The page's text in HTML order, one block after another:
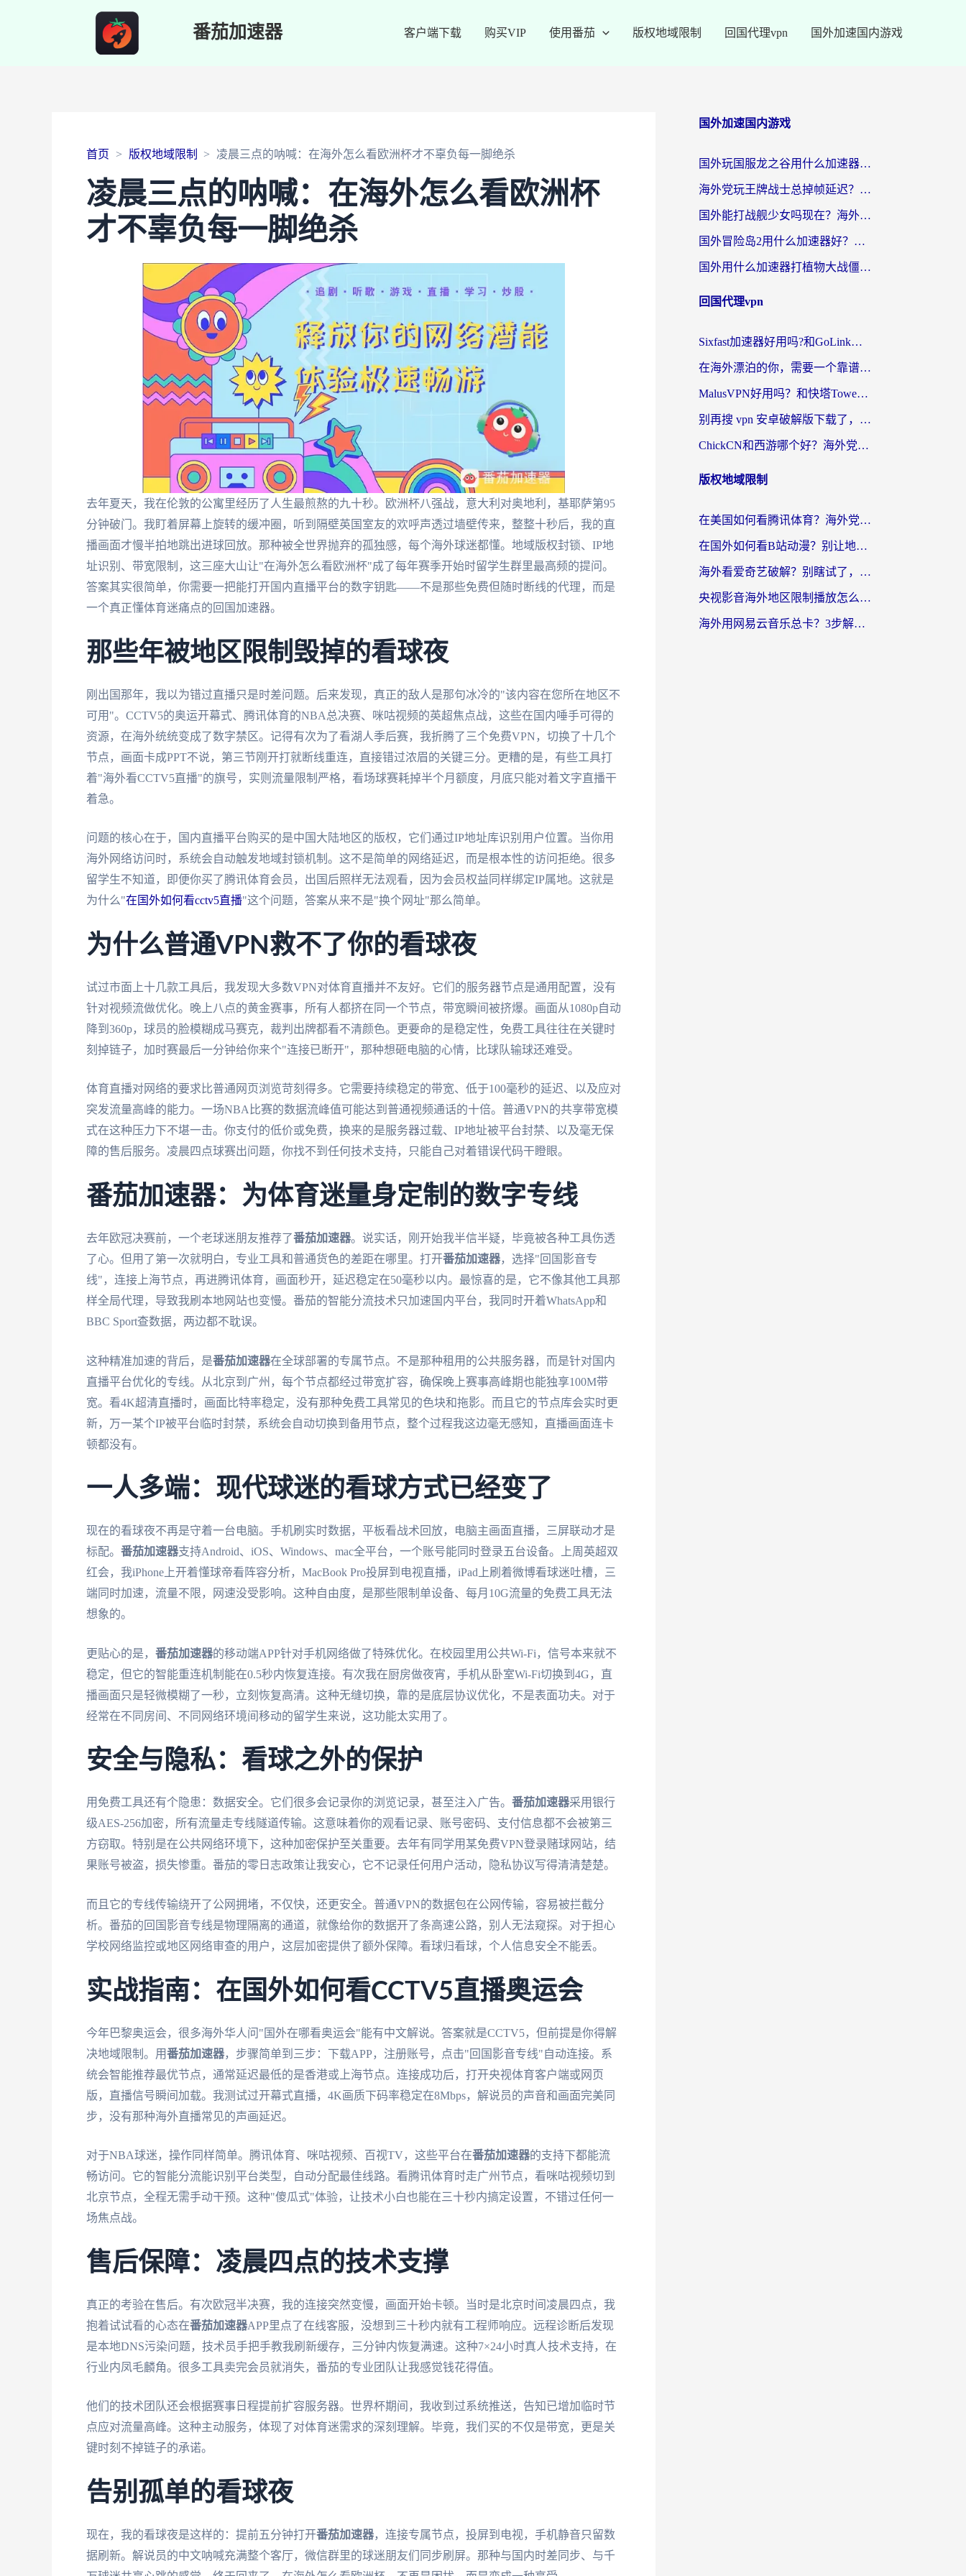
番茄加速器 客户端下载 购买VIP 使用番茄 版权地域限制 回国代理vpn 国外加速国内游戏
首页 版权地域限制 凌晨三点的呐喊：在海外怎么看欧洲杯才不辜负每一脚绝杀
凌晨三点的呐喊：在海外怎么看欧洲杯
才不辜负每一脚绝杀
去年夏天，我在伦敦的公寓里经历了人生最煎熬的九十秒。欧洲杯八强战，意大利对奥地利，基耶萨第95
分钟破门。我盯着屏幕上旋转的缓冲圈，听到隔壁英国室友的欢呼声透过墙壁传来，整整十秒后，我的直
播画面才慢半拍地跳出进球回放。那种被全世界抛弃的孤独感，每个海外球迷都懂。地域版权封锁、IP地
址识别、带宽限制，这三座大山让"在海外怎么看欧洲杯"成了每年赛季开始时留学生群里最高频的提问。
答案其实很简单，你需要一把能打开国内直播平台的数字钥匙——不是那些免费但随时断线的代理，而是
一个真正懂体育迷痛点的回国加速器。
那些年被地区限制毁掉的看球夜
刚出国那年，我以为错过直播只是时差问题。后来发现，真正的敌人是那句冰冷的"该内容在您所在地区不
可用"。CCTV5的奥运开幕式、腾讯体育的NBA总决赛、咪咕视频的英超焦点战，这些在国内唾手可得的
资源，在海外统统变成了数字禁区。记得有次为了看湖人季后赛，我折腾了三个免费VPN，切换了十几个
节点，画面卡成PPT不说，第三节刚开打就断线重连，直接错过浓眉的关键三分。更糟的是，有些工具打
着"海外看CCTV5直播"的旗号，实则流量限制严格，看场球赛耗掉半个月额度，月底只能对着文字直播干
着急。
问题的核心在于，国内直播平台购买的是中国大陆地区的版权，它们通过IP地址库识别用户位置。当你用
海外网络访问时，系统会自动触发地域封锁机制。这不是简单的网络延迟，而是根本性的访问拒绝。很多
留学生不知道，即便你买了腾讯体育会员，出国后照样无法观看，因为会员权益同样绑定IP属地。这就是
为什么"在国外如何看cctv5直播"这个问题，答案从来不是"换个网址"那么简单。
为什么普通VPN救不了你的看球夜
试过市面上十几款工具后，我发现大多数VPN对体育直播并不友好。它们的服务器节点是通用配置，没有
针对视频流做优化。晚上八点的黄金赛事，所有人都挤在同一个节点，带宽瞬间被挤爆。画面从1080p自动
降到360p，球员的脸模糊成马赛克，裁判出牌都看不清颜色。更要命的是稳定性，免费工具往往在关键时
刻掉链子，加时赛最后一分钟给你来个"连接已断开"，那种想砸电脑的心情，比球队输球还难受。
体育直播对网络的要求比普通网页浏览苛刻得多。它需要持续稳定的带宽、低于100毫秒的延迟、以及应对
突发流量高峰的能力。一场NBA比赛的数据流峰值可能达到普通视频通话的十倍。普通VPN的共享带宽模
式在这种压力下不堪一击。你支付的低价或免费，换来的是服务器过载、IP地址被平台封禁、以及毫无保
障的售后服务。凌晨四点球赛出问题，你找不到任何技术支持，只能自己对着错误代码干瞪眼。
番茄加速器：为体育迷量身定制的数字专线
去年欧冠决赛前，一个老球迷朋友推荐了番茄加速器。说实话，刚开始我半信半疑，毕竟被各种工具伤透
了心。但用了第一次就明白，专业工具和普通货色的差距在哪里。打开番茄加速器，选择"回国影音专
线"，连接上海节点，再进腾讯体育，画面秒开，延迟稳定在50毫秒以内。最惊喜的是，它不像其他工具那
样全局代理，导致我刷本地网站也变慢。番茄的智能分流技术只加速国内平台，我同时开着WhatsApp和
BBC Sport查数据，两边都不耽误。
这种精准加速的背后，是番茄加速器在全球部署的专属节点。不是那种租用的公共服务器，而是针对国内
直播平台优化的专线。从北京到广州，每个节点都经过带宽扩容，确保晚上赛事高峰期也能独享100M带
宽。看4K超清直播时，画面比特率稳定，没有那种免费工具常见的色块和拖影。而且它的节点库会实时更
新，万一某个IP被平台临时封禁，系统会自动切换到备用节点，整个过程我这边毫无感知，直播画面连卡
顿都没有。
一人多端：现代球迷的看球方式已经变了
现在的看球夜不再是守着一台电脑。手机刷实时数据，平板看战术回放，电脑主画面直播，三屏联动才是
标配。 番茄加速器支持Android、iOS、Windows、mac全平台，一个账号能同时登录五台设备。上周英超双
红会，我iPhone上开着懂球帝看阵容分析，MacBook Pro投屏到电视直播，iPad上刷着微博看球迷吐槽，三
端同时加速，流量不限，网速没受影响。这种自由度，是那些限制单设备、每月10G流量的免费工具无法
想象的。
更贴心的是， 番茄加速器的移动端APP针对手机网络做了特殊优化。在校园里用公共Wi-Fi，信号本来就不
稳定，但它的智能重连机制能在0.5秒内恢复连接。有次我在厨房做夜宵，手机从卧室Wi-Fi切换到4G，直
播画面只是轻微模糊了一秒，立刻恢复高清。这种无缝切换，靠的是底层协议优化，不是表面功夫。对于
经常在不同房间、不同网络环境间移动的留学生来说，这功能太实用了。
安全与隐私：看球之外的保护
用免费工具还有个隐患：数据安全。它们很多会记录你的浏览记录，甚至注入广告。 番茄加速器采用银行
级AES-256加密，所有流量走专线隧道传输。这意味着你的观看记录、账号密码、支付信息都不会被第三
方窃取。特别是在公共网络环境下，这种加密保护至关重要。去年有同学用某免费VPN登录赌球网站，结
果账号被盗，损失惨重。番茄的零日志政策让我安心，它不记录任何用户活动，隐私协议写得清清楚楚。
而且它的专线传输绕开了公网拥堵，不仅快，还更安全。普通VPN的数据包在公网传输，容易被拦截分
析。番茄的回国影音专线是物理隔离的通道，就像给你的数据开了条高速公路，别人无法窥探。对于担心
学校网络监控或地区网络审查的用户，这层加密提供了额外保障。看球归看球，个人信息安全不能丢。
实战指南：在国外如何看CCTV5直播奥运会
今年巴黎奥运会，很多海外华人问"国外在哪看奥运会"能有中文解说。答案就是CCTV5，但前提是你得解
决地域限制。用番茄加速器，步骤简单到三步：下载APP，注册账号，点击"回国影音专线"自动连接。系
统会智能推荐最优节点，通常延迟最低的是香港或上海节点。连接成功后，打开央视体育客户端或网页
版，直播信号瞬间加载。我测试过开幕式直播，4K画质下码率稳定在8Mbps，解说员的声音和画面完美同
步，没有那种海外直播常见的声画延迟。
对于NBA球迷，操作同样简单。腾讯体育、咪咕视频、百视TV，这些平台在番茄加速器的支持下都能流
畅访问。它的智能分流能识别平台类型，自动分配最佳线路。看腾讯体育时走广州节点，看咪咕视频切到
北京节点，全程无需手动干预。这种"傻瓜式"体验，让技术小白也能在三十秒内搞定设置，不错过任何一
场焦点战。
售后保障：凌晨四点的技术支撑
真正的考验在售后。有次欧冠半决赛，我的连接突然变慢，画面开始卡顿。当时是北京时间凌晨四点，我
抱着试试看的心态在番茄加速器APP里点了在线客服，没想到三十秒内就有工程师响应。远程诊断后发现
是本地DNS污染问题，技术员手把手教我刷新缓存，三分钟内恢复满速。这种7×24小时真人技术支持，在
行业内凤毛麟角。很多工具卖完会员就消失，番茄的专业团队让我感觉钱花得值。
他们的技术团队还会根据赛事日程提前扩容服务器。世界杯期间，我收到过系统推送，告知已增加临时节
点应对流量高峰。这种主动服务，体现了对体育迷需求的深刻理解。毕竟，我们买的不仅是带宽，更是关
键时刻不掉链子的承诺。
告别孤单的看球夜
现在，我的看球夜是这样的：提前五分钟打开番茄加速器，连接专属节点，投屏到电视，手机静音只留数
据刷新。解说员的中文呐喊充满整个客厅，微信群里的球迷朋友们同步刷屏。那种与国内时差同步、与千
国外加速国内游戏
国外玩国服龙之谷用什么加速器最好？一份给海外游子的终极指南
海外党玩王牌战士总掉帧延迟？这份王牌战士延迟加速器终极指南救你命
国外能打战舰少女吗现在？海外玩家的国服游戏加速终极指南
国外冒险岛2用什么加速器好？海外党国服游戏畅玩全攻略（附鸣潮哈利波特加速技巧）
国外用什么加速器打植物大战僵尸好？海外党国服游戏加速终极指南
回国代理vpn
Sixfast加速器好用吗?和GoLink加速器对比哪个回国效果更好?海外党亲测实用指南
在海外漂泊的你，需要一个靠谱的“回国机场”
MalusVPN好用吗？和快塔TowerFastVPN对比哪个回国效果更好？海外党亲测实用指南
别再搜 vpn 安卓破解版下载了，海外党回国上网的正确姿势在这里
ChickCN和西游哪个好？海外党2026亲测回国加速器选择指南（附expressvpn中国对比）
版权地域限制
在美国如何看腾讯体育？海外党解锁NBA欧洲杯直播的终极攻略
在国外如何看B站动漫？别让地区限制打断你的追番节奏
海外看爱奇艺破解？别瞎试了，这才是留学生华人追剧看球的正确打开方式
央视影音海外地区限制播放怎么办？海外党亲测有效的回国加速指南
海外用网易云音乐总卡？3步解决版权限制+卡顿，还能听喜马拉雅！